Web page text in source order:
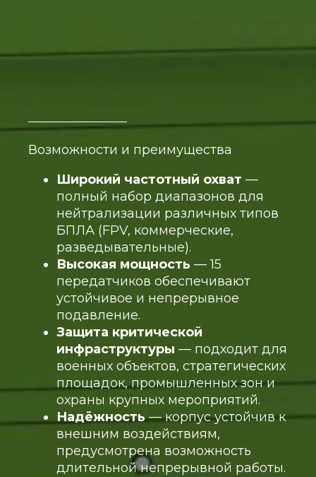
Возможности и преимущества
Широкий частотный охват —
полный набор диапазонов для
нейтрализации различных типов
БПЛА (FPV, коммерческие,
разведывательные).
Высокая мощность — 15
передатчиков обеспечивают
устойчивое и непрерывное
подавление.
Защита критической
инфраструктуры — подходит для
военных объектов, стратегических
площадок, промышленных зон и
охраны крупных мероприятий.
Надёжность— корпус устойчив к
внешним воздействиям,
предусмотрена возможность
длительной непрерывной работы.